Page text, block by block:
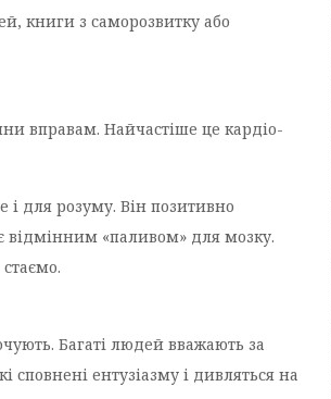
книги з саморозвитку або
вправам. Найчастіше це кардіо-
і для розуму. Він позитивно
відмінним «паливом» для мозку.
Багаті людей вважають за
ентузіазму і дивляться на